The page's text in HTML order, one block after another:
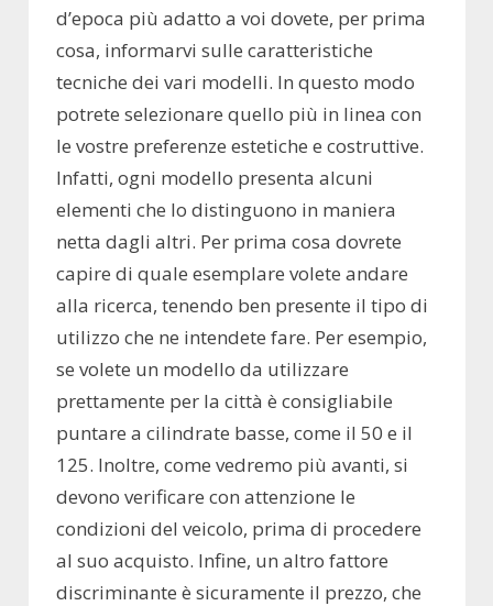
d’epoca più adatto a voi dovete, per prima
cosa, informarvi sulle caratteristiche
tecniche dei vari modelli. In questo modo
potrete selezionare quello più in linea con
le vostre preferenze estetiche e costruttive.
Infatti, ogni modello presenta alcuni
elementi che lo distinguono in maniera
netta dagli altri. Per prima cosa dovrete
capire di quale esemplare volete andare
alla ricerca, tenendo ben presente il tipo di
utilizzo che ne intendete fare. Per esempio,
se volete un modello da utilizzare
prettamente per la città è consigliabile
puntare a cilindrate basse, come il 50 e il
125. Inoltre, come vedremo più avanti, si
devono verificare con attenzione le
condizioni del veicolo, prima di procedere
al suo acquisto. Infine, un altro fattore
discriminante è sicuramente il prezzo, che